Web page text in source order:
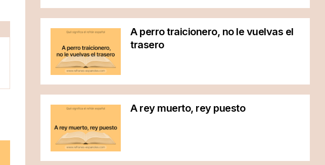
A perro traicionero, no le vuelvas el
trasero
A rey muerto, rey puesto